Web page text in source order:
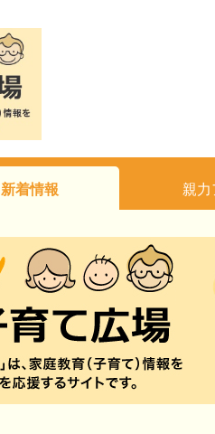
新着情報 親